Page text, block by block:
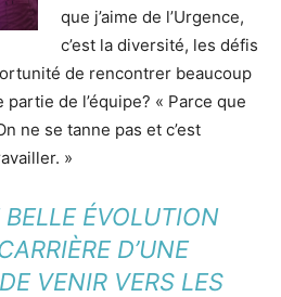
que j’aime de l’Urgence,
c’est la diversité, les défis
de rencontrer beaucoup
de l’équipe? « Parce que
ne se tanne pas et c’est
»
BELLE ÉVOLUTION
D’UNE
VENIR VERS LES